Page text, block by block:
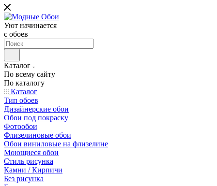
Уют начинается
c обоев
Каталог
По всему сайту
По каталогу
Каталог
Тип обоев
Дизайнерские обои
Обои под покраску
Фотообои
Флизелиновые обои
Обои виниловые на флизелине
Моющиеся обои
Стиль рисунка
Камни / Кирпичи
Без рисунка